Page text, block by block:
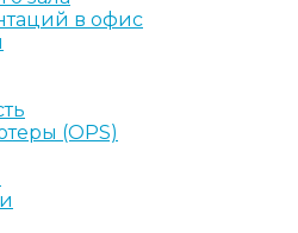
в офис
(OPS)